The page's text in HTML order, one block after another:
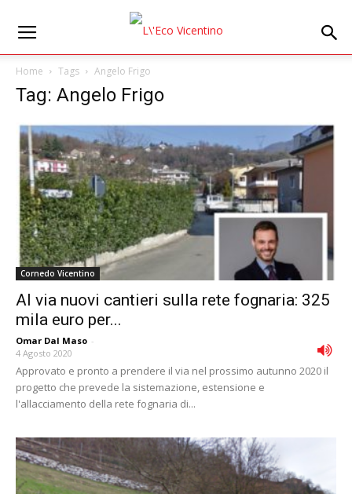
Home Tags Angelo Frigo
Tag: Angelo Frigo
Cornedo Vicentino
Al via nuovi cantieri sulla rete fognaria: 325
mila euro per...
Omar Dal Maso -
4 Agosto 2020
Approvato e pronto a prendere il via nel prossimo autunno 2020 il
progetto che prevede la sistemazione, estensione e
l'allacciamento della rete fognaria di...